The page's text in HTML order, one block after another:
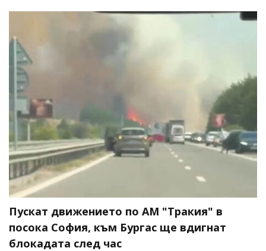
Пускат движението по АМ "Тракия" в
посока София, към Бургас ще вдигнат
блокадата след час